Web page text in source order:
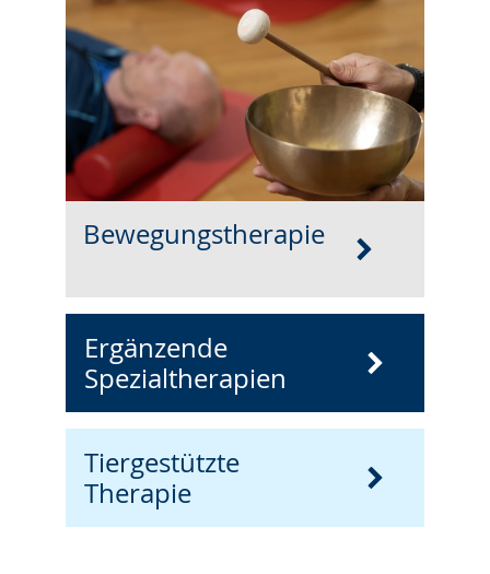
Bewegungstherapie
Ergänzende
Spezialtherapien
Tiergestützte
Therapie